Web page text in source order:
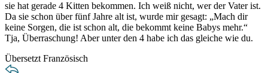
sie hat gerade 4 Kitten bekommen. Ich weiß nicht, wer der Vater ist.
Da sie schon über fünf Jahre alt ist, wurde mir gesagt: „Mach dir
keine Sorgen, die ist schon alt, die bekommt keine Babys mehr.“
Tja, Überraschung! Aber unter den 4 habe ich das gleiche wie du.
Übersetzt Französisch